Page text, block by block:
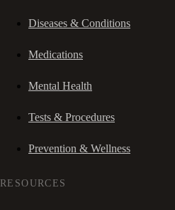
Diseases & Conditions
Medications
Mental Health
Tests & Procedures
Prevention & Wellness
RESOURCES